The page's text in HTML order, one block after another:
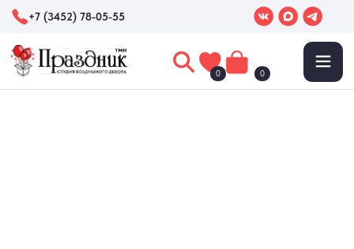
+7 (3452) 78-05-55
0